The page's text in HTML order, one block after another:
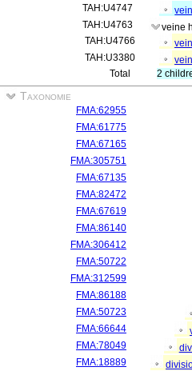
TAH:U4747
TAH:U4763
veine
TAH:U4766
TAH:U3380
Total
2
Taxonomie
FMA:62955
FMA:61775
FMA:67165
FMA:305751
FMA:67135
FMA:82472
FMA:67619
FMA:86140
FMA:306412
FMA:50722
FMA:312599
FMA:86188
FMA:50723
FMA:66644
FMA:78049
FMA:18889